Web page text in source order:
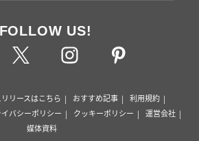
FOLLOW US!
リースはこちら おすすめ記事
利用規約
バシーポリシー クッキーポリシー
運営会社
媒体資料